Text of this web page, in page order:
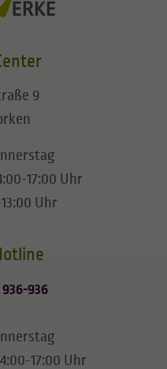
9
17:00 Uhr
Uhr
936-936
17:00 Uhr